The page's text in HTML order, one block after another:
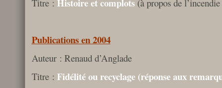
Titre : Histoire et complots (à propos de
Publications en 2004
Auteur : Renaud d’Anglade
Titre : Fidélité ou recyclage (réponse aux